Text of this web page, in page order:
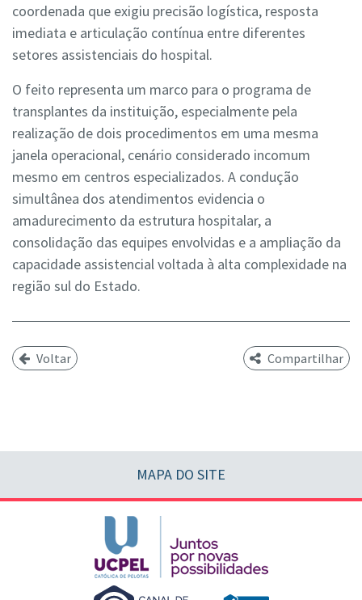
coordenada que exigiu precisão logística, resposta
imediata e articulação contínua entre diferentes
setores assistenciais do hospital.
O feito representa um marco para o programa de
transplantes da instituição, especialmente pela
realização de dois procedimentos em uma mesma
janela operacional, cenário considerado incomum
mesmo em centros especializados. A condução
simultânea dos atendimentos evidencia o
amadurecimento da estrutura hospitalar, a
consolidação das equipes envolvidas e a ampliação da
capacidade assistencial voltada à alta complexidade na
região sul do Estado.
Voltar Compartilhar
MAPA DO SITE